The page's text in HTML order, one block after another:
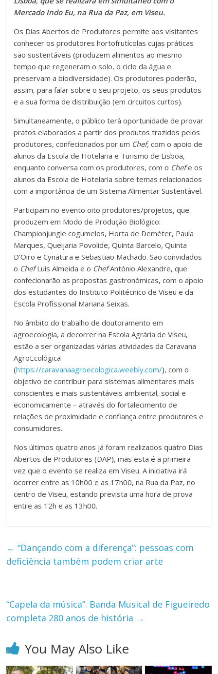
Mercado Indo Eu, na Rua da Paz, em Viseu.
Os Dias Abertos de Produtores permite aos visitantes
conhecer os produtores hortofrutícolas cujas práticas
são sustentáveis (produzem alimentos ao mesmo
tempo que regeneram o solo, o ciclo da água e
preservam a biodiversidade). Os produtores poderão,
assim, para falar sobre o seu projeto, os seus produtos
e a sua forma de distribuição (em circuitos curtos).
Simultaneamente, o público terá oportunidade de provar
pratos elaborados a partir dos produtos trazidos pelos
produtores, confecionados por um Chef, com o apoio de
alunos da Escola de Hotelaria e Turismo de Lisboa,
enquanto conversa com os produtores, com o Chefe os
alunos da Escola de Hotelaria sobre temas relacionados
com a importância de um Sistema Alimentar Sustentável.
Participam no evento oito produtores/projetos, que
produzem em Modo de Produção Biológico:
Championjungle cogumelos, Horta de Deméter, Paula
Marques, Queijaria Povolide, Quinta Barcelo, Quinta
D’Oiro e Cynatura e Sebastião Machado. São convidados
o ChefLuís Almeida e o ChefAntónio Alexandre, que
confecionarão as propostas gastronómicas, com o apoio
dos estudantes do Instituto Politécnico de Viseu e da
Escola Profissional Mariana Seixas.
No âmbito do trabalho de doutoramento em
agroecologia, a decorrer na Escola Agrária de Viseu,
estão a ser organizadas várias atividades da Caravana
AgroEcológica
(https://caravanaagroecologica.weebly.com/), com o
objetivo de contribuir para sistemas alimentares mais
conscientes e mais sustentáveis ambiental, social e
economicamente – através do fortalecimento de
relações de proximidade e confiança entre produtores e
consumidores.
Nos últimos quatro anos já foram realizados quatro Dias
Abertos de Produtores (DAP), mas esta é a primeira
vez que o evento se realiza em Viseu. A iniciativa irá
ocorrer entre as 10h00 e as 17h00, na Rua da Paz, no
centro de Viseu, estando prevista uma hora de prova
entre as 12h e as 13h00.
← “Dançando com a diferença”: pessoas com
deficiência também podem criar arte
“Capela da música”. Banda Musical de Figueiredo
completa 280 anos de história →
You May Also Like